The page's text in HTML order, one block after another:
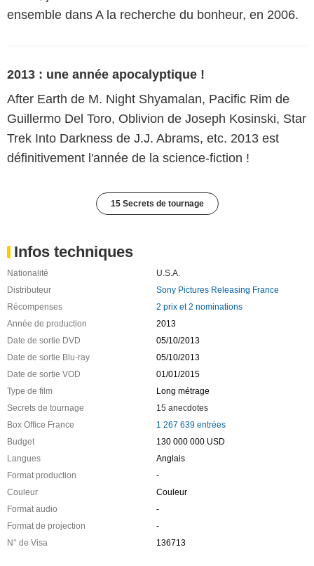
ensemble dans A la recherche du bonheur, en 2006.
2013 : une année apocalyptique !
After Earth de M. Night Shyamalan, Pacific Rim de
Guillermo Del Toro, Oblivion de Joseph Kosinski, Star
Trek Into Darkness de J.J. Abrams, etc. 2013 est
définitivement l'année de la science-fiction !
15 Secrets de tournage
Infos techniques
Nationalité
U.S.A.
Distributeur
Sony Pictures Releasing France
Récompenses
2 prix et 2 nominations
Année de production
2013
Date de sortie DVD
05/10/2013
Date de sortie Blu-ray
05/10/2013
Date de sortie VOD
01/01/2015
Type de film
Long métrage
Secrets de tournage
15 anecdotes
Box Office France
1 267 639 entrées
Budget
130 000 000 USD
Langues
Anglais
Format production
-
Couleur
Couleur
Format audio
-
Format de projection
-
N° de Visa
136713